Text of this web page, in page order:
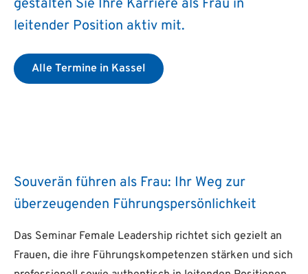
gestalten Sie Ihre Karriere als Frau in
leitender Position aktiv mit.
Alle Termine in Kassel
Souverän führen als Frau: Ihr Weg zur
überzeugenden Führungspersönlichkeit
Das Seminar Female Leadership richtet sich gezielt an
Frauen, die ihre Führungskompetenzen stärken und sich